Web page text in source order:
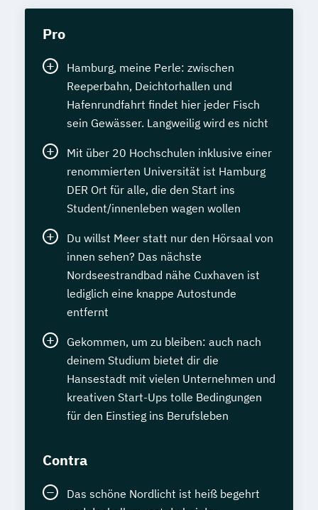
Pro
Hamburg, meine Perle: zwischen
Reeperbahn, Deichtorhallen und
Hafenrundfahrt findet hier jeder Fisch
sein Gewässer. Langweilig wird es nicht
Mit über 20 Hochschulen inklusive einer
renommierten Universität ist Hamburg
DER Ort für alle, die den Start ins
Student/innenleben wagen wollen
Du willst Meer statt nur den Hörsaal von
innen sehen? Das nächste
Nordseestrandbad nähe Cuxhaven ist
lediglich eine knappe Autostunde
entfernt
Gekommen, um zu bleiben: auch nach
deinem Studium bietet dir die
Hansestadt mit vielen Unternehmen und
kreativen Start-Ups tolle Bedingungen
für den Einstieg ins Berufsleben
Contra
Das schöne Nordlicht ist heiß begehrt